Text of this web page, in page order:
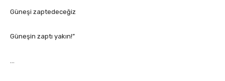
Güneşi zaptedeceğiz
Güneşin zaptı yakın!”
…